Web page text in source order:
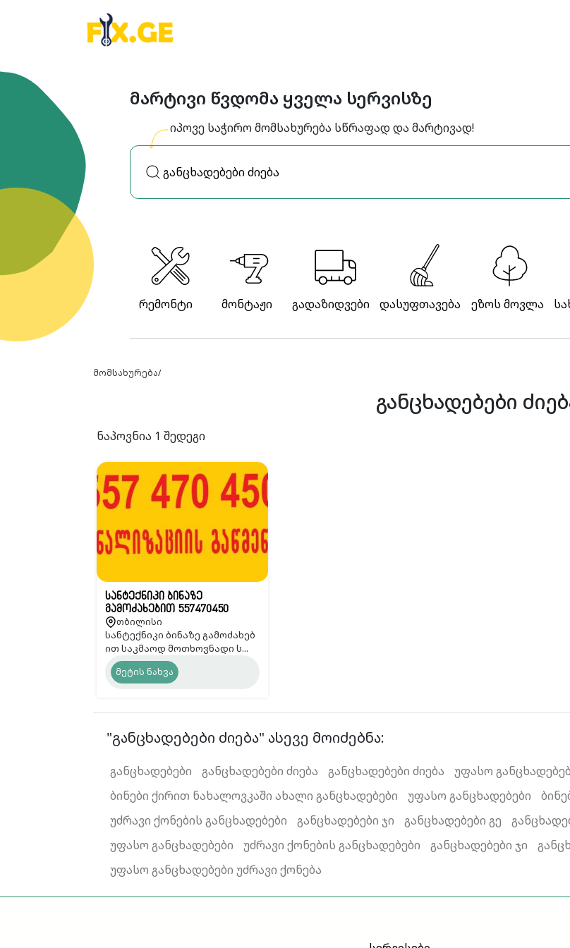
მარტივი წვდომა ყველა სერვისზე
იპოვე საჭირო მომსახურება სწრაფად და მარტივად!
რემონტი მონტაჟი გადაზიდვები დასუფთავება ეზოს მოვლა
მომსახურება/
განცხადებები
ნაპოვნია 1 შედეგი
სანტექნიკი ბინაზე
გამოძახებით 557470450
თბილისი
სანტექნიკი ბინაზე გამოძახებ
ით საკმაოდ მოთხოვნადი ს...
მეტის ნახვა
"განცხადებები ძიება" ასევე მოიძებნა:
განცხადებები განცხადებები ძიება განცხადებები ძიება
უფასო
ბინები ქირით ნახალოვკაში ახალი განცხადებები
უფასო განცხადებები
უძრავი ქონების განცხადებები
განცხადებები ჯი განცხადებები გე
უფასო განცხადებები
უძრავი ქონების განცხადებები განცხადებები ჯი
უფასო განცხადებები უძრავი ქონება